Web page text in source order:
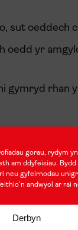
gorau, rydym
am ddyfeisiau.
neu gyfeirnodau
andwyol ar rai
Derbyn
sut oeddech
yr
gymryd
wedi
wedi
sefyllfa
ofnus/